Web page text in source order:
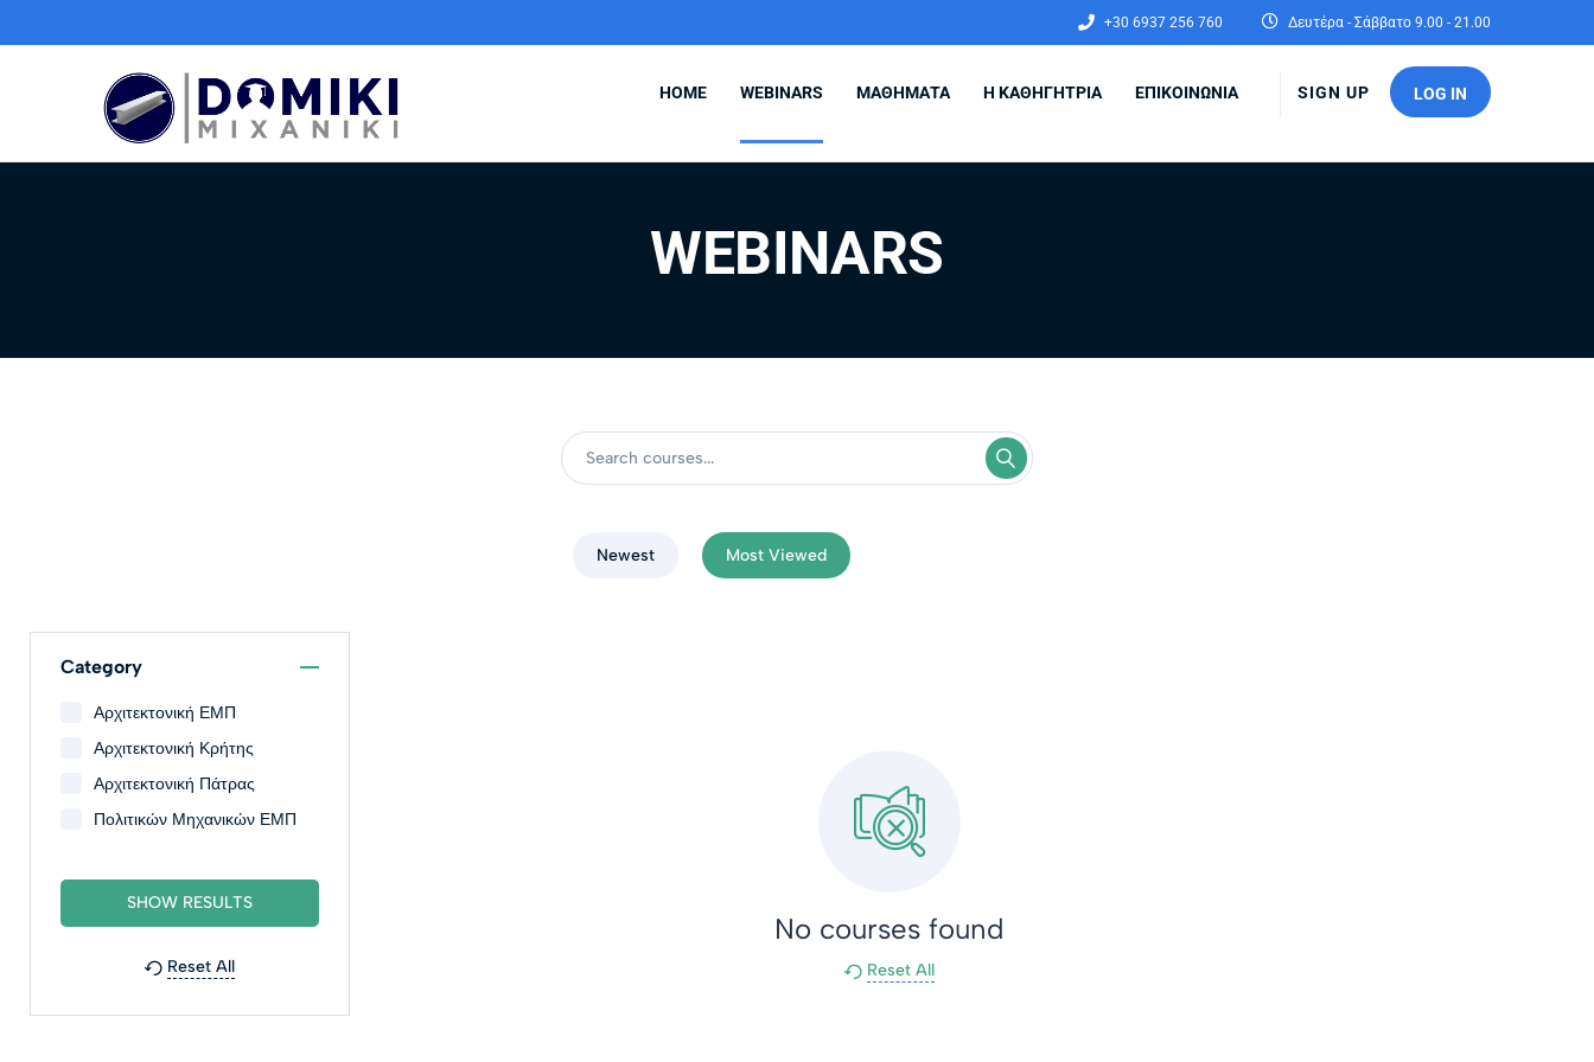
Δευτέρα - Σάββατο 9.00 - 21.00
+30 6937 256 760
SIGN UP LOG IN
HOME WEBINARS ΜΑΘΗΜΑΤΑ Η ΚΑΘΗΓΗΤΡΙΑ ΕΠΙΚΟΙΝΩΝΙΑ
WEBINARS
Newest Most Viewed
Category
Αρχιτεκτονική ΕΜΠ
Αρχιτεκτονική Κρήτης
Αρχιτεκτονική Πάτρας
Πολιτικών Μηχανικών ΕΜΠ
Reset All
No courses found
Reset All